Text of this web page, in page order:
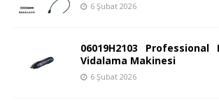
6 Şubat 2026
06019H2103 Professional
Vidalama Makinesi
6 Şubat 2026